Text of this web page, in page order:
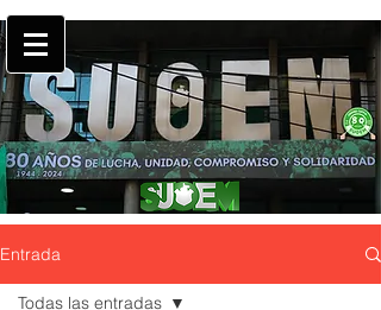
Entrada
Todas las entradas